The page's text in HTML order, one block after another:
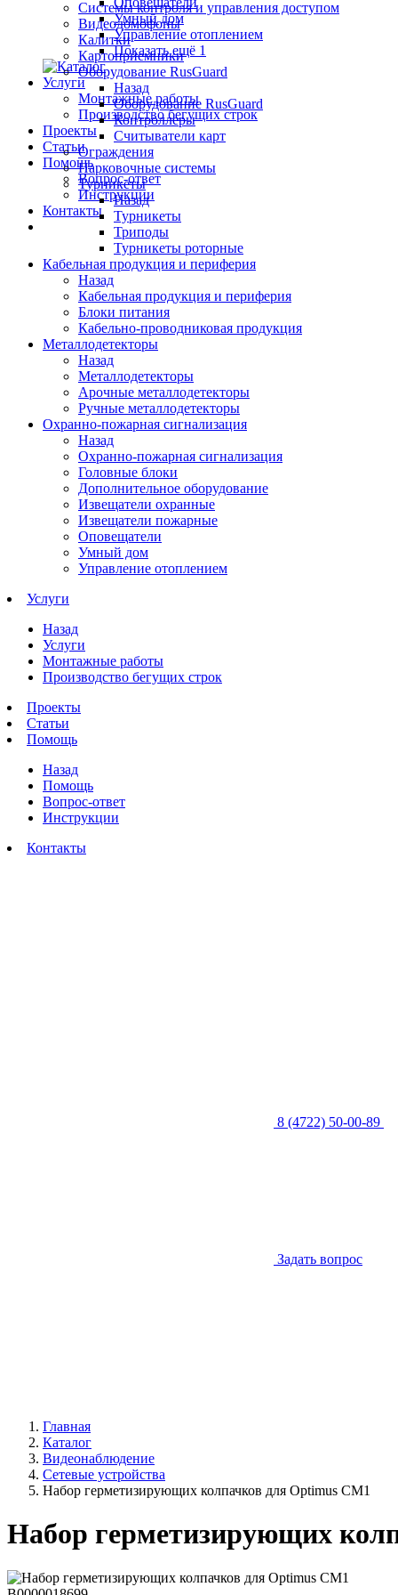
Умный дом
Управление отоплением
Показать ещё 1
Услуги
Монтажные работы
Производство бегущих строк
Проекты
Статьи
Помощь
Вопрос-ответ
Инструкции
Контакты
Системы контроля и управления доступом
Видеодомофоны
Калитки
Картоприемники
Оборудование RusGuard
Назад
Оборудование RusGuard
Контроллеры
Считыватели карт
Ограждения
Парковочные системы
Турникеты
Назад
Турникеты
Триподы
Турникеты роторные
Кабельная продукция и периферия
Назад
Кабельная продукция и периферия
Блоки питания
Кабельно-проводниковая продукция
Металлодетекторы
Назад
Металлодетекторы
Арочные металлодетекторы
Ручные металлодетекторы
Охранно-пожарная сигнализация
Назад
Охранно-пожарная сигнализация
Головные блоки
Дополнительное оборудование
Извещатели охранные
Извещатели пожарные
Оповещатели
Умный дом
Управление отоплением
Услуги
Назад
Услуги
Монтажные работы
Производство бегущих строк
Проекты
Статьи
Помощь
Назад
Помощь
Вопрос-ответ
Инструкции
Контакты
8 (4722) 50-00-89
Задать вопрос
Главная
Каталог
Видеонаблюдение
Сетевые устройства
Набор герметизирующих колпачков для Optimus CM1
Набор герметизирующих